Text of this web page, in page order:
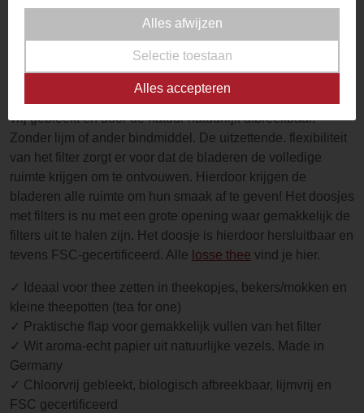
Omschrijving
Teeli Theefilters worden gemaakt van abaca pulp. cellulose
en vezels voor true-flavor filter. De theefilters zijn chlorine-
vrij gebleekt en door de natuur natuurlijk afbreekbaar.
Zonder lijm of ander bindmiddel. De uitzettende. flexibiliteit
van het filter zorgt er voor dat de bladeren de volledige
ruimte krijgen om te ontvouwen. Hierdoor krijgen de
bladeren alle ruimte om hun smaak af te geven! Het doosjes
met filters is nu met een grote opening waar gemakkelijk de
filters uit te halen zijn. Het doosje is hierdoor hersluitbaar en
tevens FSC-gecertificeerd. Alle losse thee vind je hier.
✓ Ideaal voor thee zetten in theekopjes, bekers/mokken en
kleine theepotten (tea for one)
✓ Praktische flap voor gemakkelijk vullen van het filter
✓ Wit aroma-echt papier uit natuurlijke vezels. Made in
Germany
✓ Chloorvrij gebleekt, biologisch afbreekbaar, lijmvrij en
FSC gecertificeerd
Alles afwijzen
Selectie toestaan
Alles accepteren